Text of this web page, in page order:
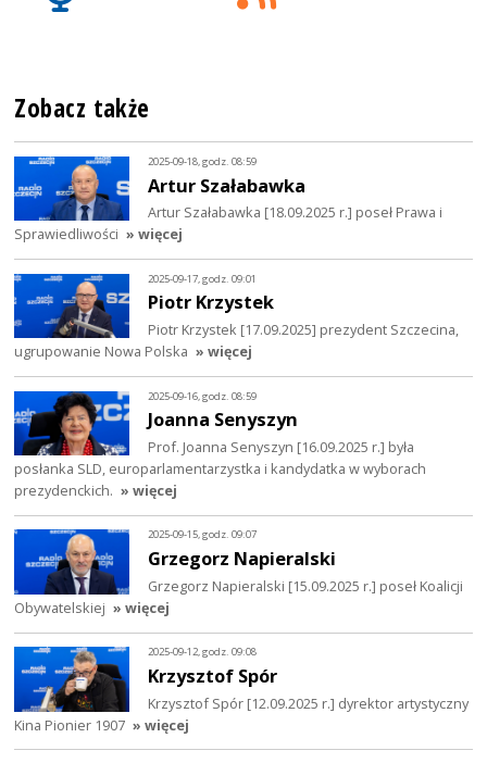
Zobacz także
2025-09-18, godz. 08:59
Artur Szałabawka
Artur Szałabawka [18.09.2025 r.] poseł Prawa i
Sprawiedliwości » więcej
2025-09-17, godz. 09:01
Piotr Krzystek
Piotr Krzystek [17.09.2025] prezydent Szczecina,
ugrupowanie Nowa Polska » więcej
2025-09-16, godz. 08:59
Joanna Senyszyn
Prof. Joanna Senyszyn [16.09.2025 r.] była
posłanka SLD, europarlamentarzystka i kandydatka w wyborach
prezydenckich. » więcej
2025-09-15, godz. 09:07
Grzegorz Napieralski
Grzegorz Napieralski [15.09.2025 r.] poseł Koalicji
Obywatelskiej » więcej
2025-09-12, godz. 09:08
Krzysztof Spór
Krzysztof Spór [12.09.2025 r.] dyrektor artystyczny
Kina Pionier 1907 » więcej